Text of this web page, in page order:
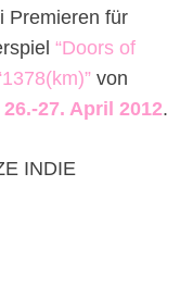
Premieren für
“Doors of
von
26.-27. April 2012.
INDIE